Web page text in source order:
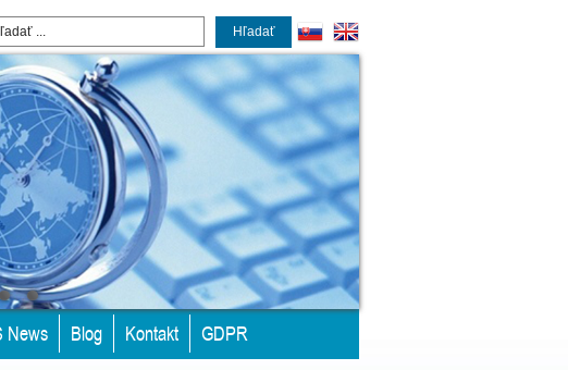
Hľadať
News Blog Kontakt
GDPR